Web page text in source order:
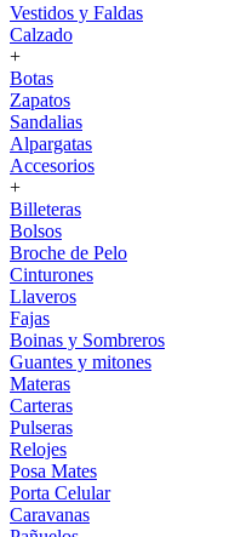
Vestidos y Faldas
Calzado
+
Botas
Zapatos
Sandalias
Alpargatas
Accesorios
+
Billeteras
Bolsos
Broche de Pelo
Cinturones
Llaveros
Fajas
Boinas y Sombreros
Guantes y mitones
Materas
Carteras
Pulseras
Relojes
Posa Mates
Porta Celular
Caravanas